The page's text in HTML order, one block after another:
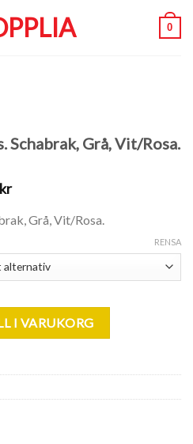
0
Schabrak, Grå, Vit/Rosa.
kr
Grå, Vit/Rosa.
RENSA
Grå, Vit/Rosa. mängd
I VARUKORG